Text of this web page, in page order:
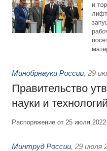
и
Минобрнауки России, 29
Правительство
науки и технологий
Распоряжение от 25 июля
Минтруд России, 29 июля